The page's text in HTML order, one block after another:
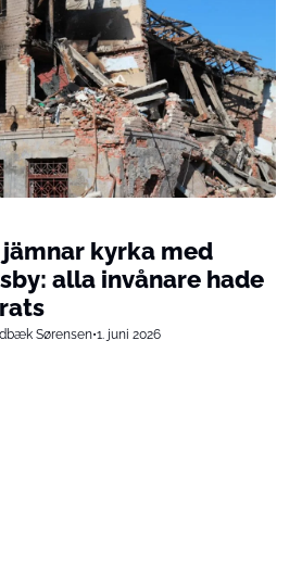
kyrka med
alla invånare hade
Sørensen•1. juni 2026